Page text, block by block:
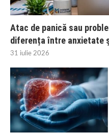
Atac de panică sau
diferența între anxietate
31 iulie 2026